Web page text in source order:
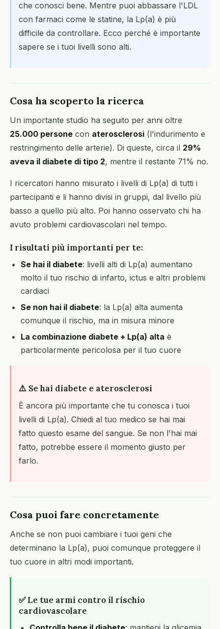
che conosci bene. Mentre puoi abbassare l'LDL
con farmaci come le statine, la Lp(a) è più
difficile da controllare. Ecco perché è importante
sapere se i tuoi livelli sono alti.
Cosa ha scoperto la ricerca
Un importante studio ha seguito per anni oltre
25.000 persone con aterosclerosi (l'indurimento e
restringimento delle arterie). Di queste, circa il 29%
aveva il diabete di tipo 2, mentre il restante 71% no.
I ricercatori hanno misurato i livelli di Lp(a) di tutti i
partecipanti e li hanno divisi in gruppi, dal livello più
basso a quello più alto. Poi hanno osservato chi ha
avuto problemi cardiovascolari nel tempo.
I risultati più importanti per te:
Se hai il diabete: livelli alti di Lp(a) aumentano
molto il tuo rischio di infarto, ictus e altri problemi
cardiaci
Se non hai il diabete: la Lp(a) alta aumenta
comunque il rischio, ma in misura minore
La combinazione diabete + Lp(a) alta è
particolarmente pericolosa per il tuo cuore
⚠️ Se hai diabete e aterosclerosi
È ancora più importante che tu conosca i tuoi
livelli di Lp(a). Chiedi al tuo medico se hai mai
fatto questo esame del sangue. Se non l'hai mai
fatto, potrebbe essere il momento giusto per
farlo.
Cosa puoi fare concretamente
Anche se non puoi cambiare i tuoi geni che
determinano la Lp(a), puoi comunque proteggere il
tuo cuore in altri modi importanti.
✅ Le tue armi contro il rischio
cardiovascolare